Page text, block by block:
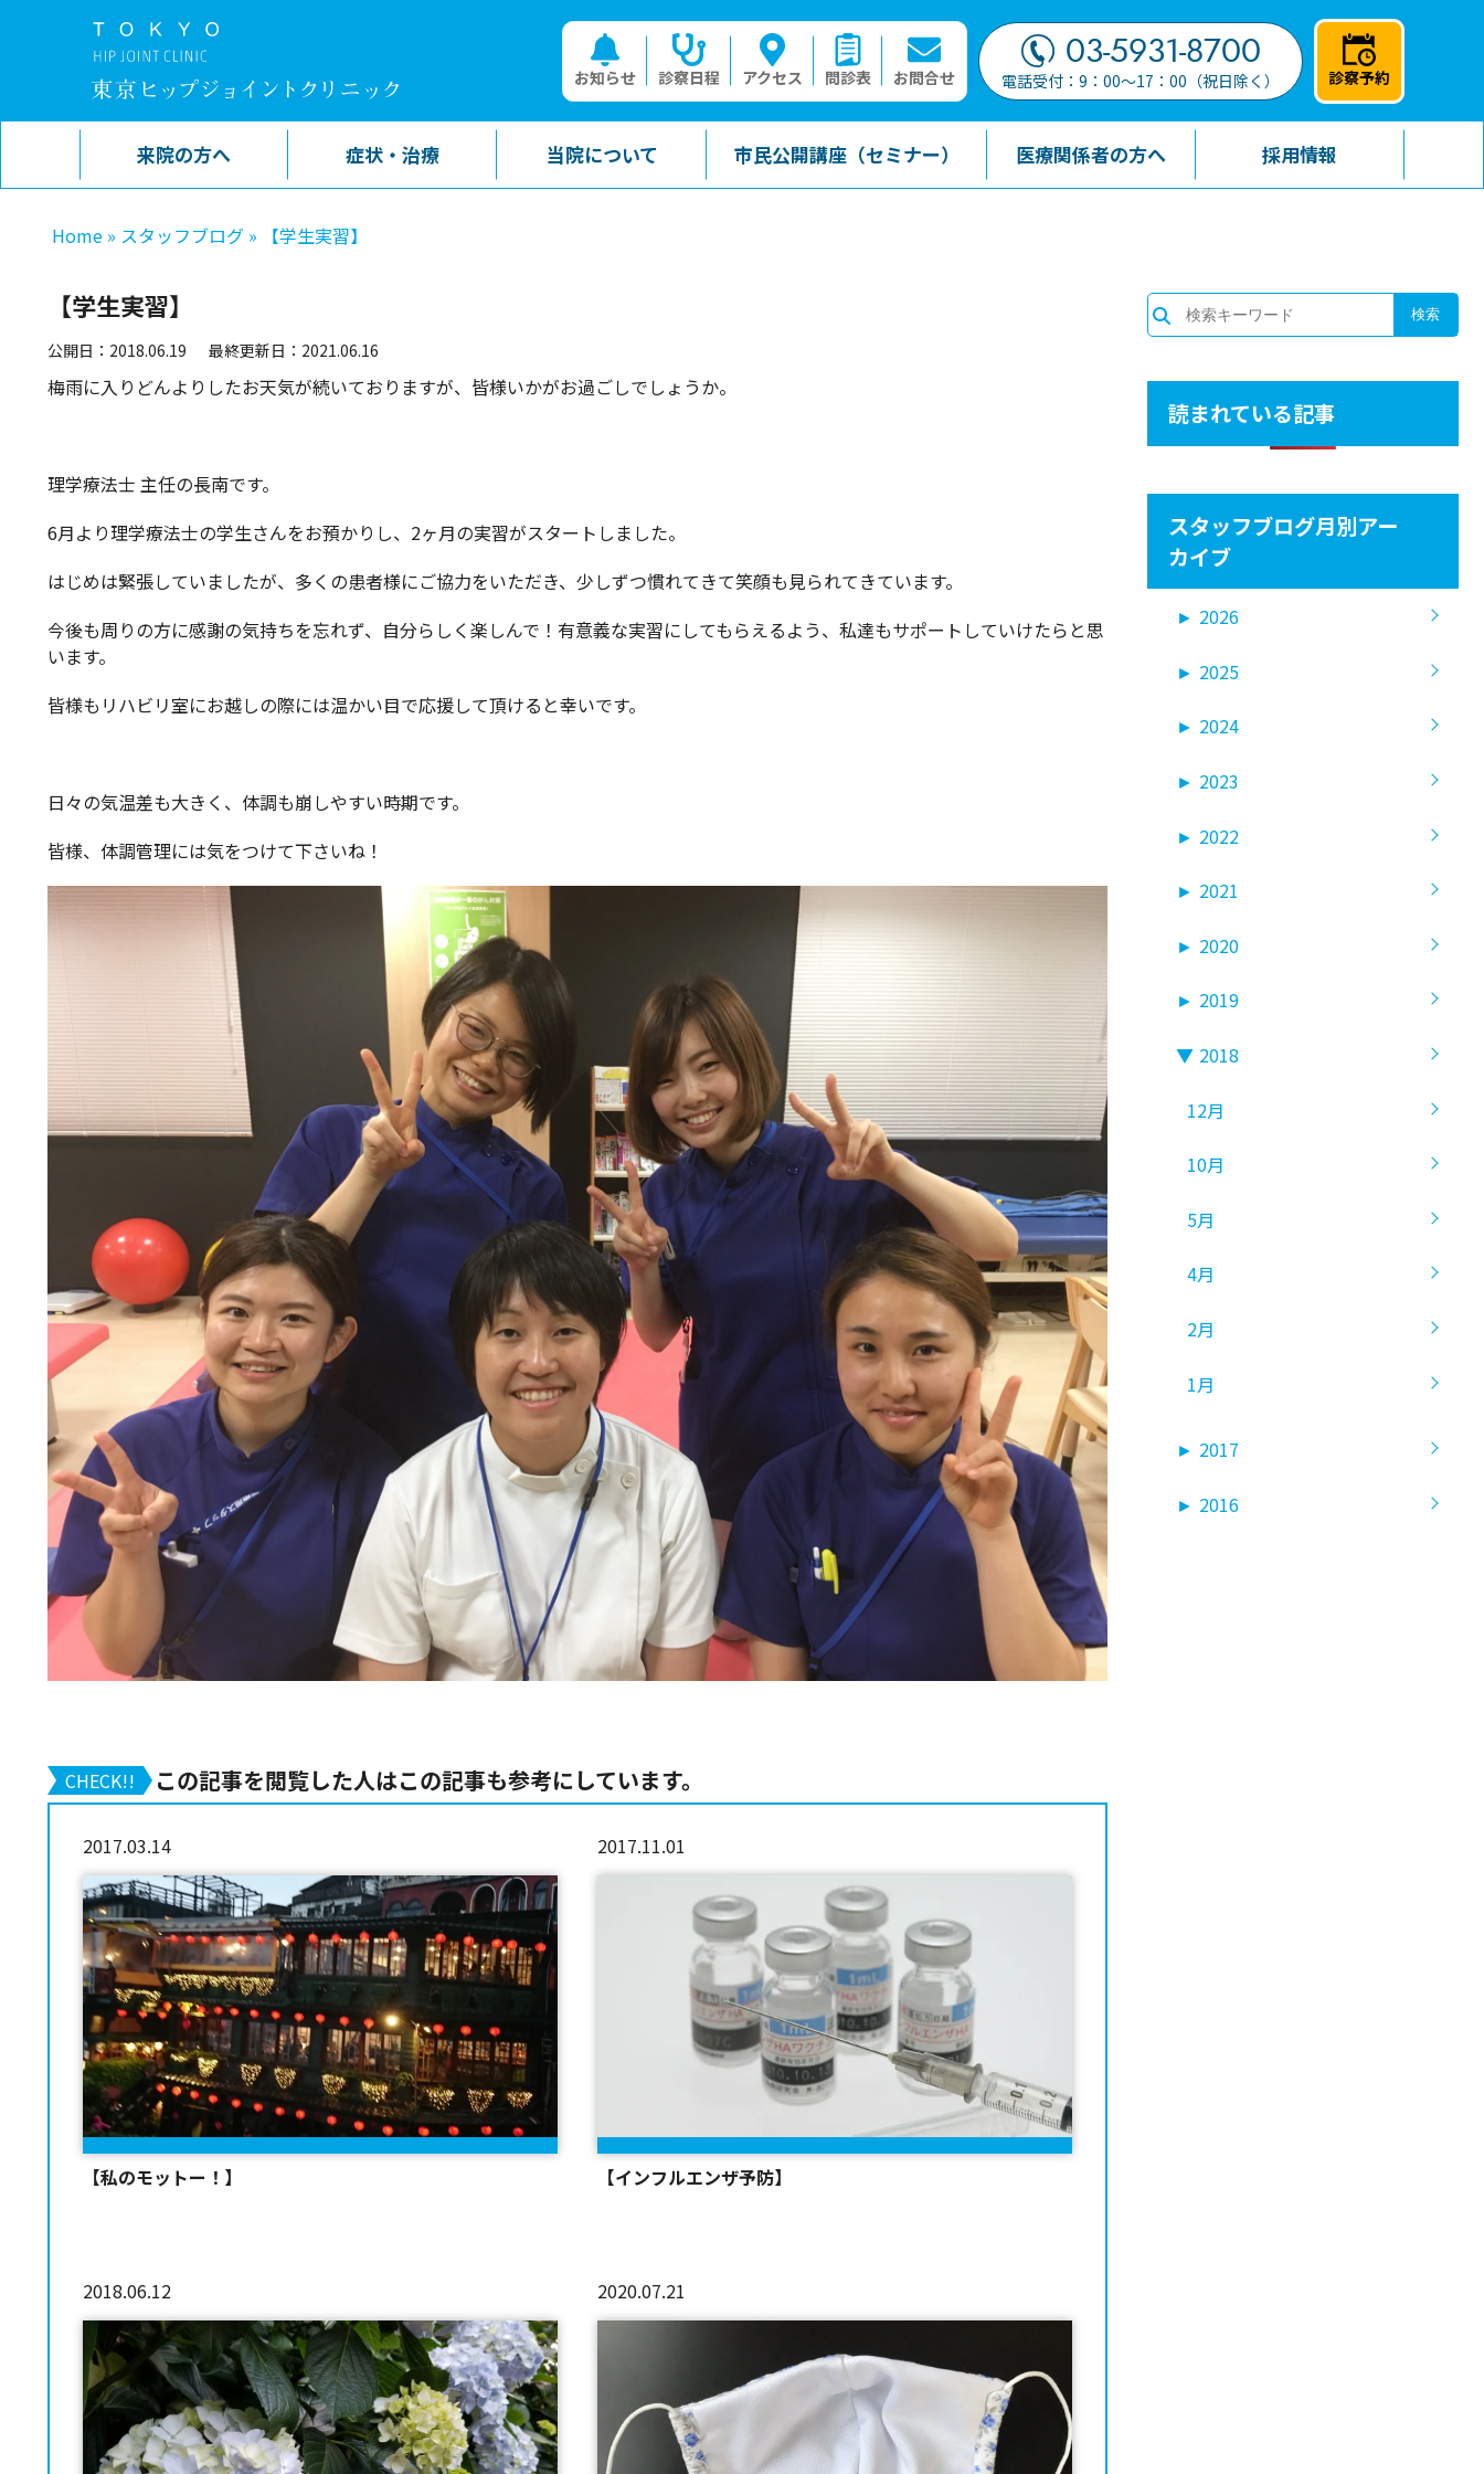
03-5931-8700
電話受付：9：00～17：00（祝日除く） 診察予約
お知らせ 診察日程 アクセス 問診表 お問合せ
来院の方へ 症状・治療 当院について 市民公開講座（セミナー） 医療関係者の方へ 採用情報
Home » スタッフブログ » 【学生実習】
【学生実習】
公開日：2018.06.19 最終更新日：2021.06.16
梅雨に入りどんよりしたお天気が続いておりますが、皆様いかがお過ごしでしょうか。
理学療法士 主任の長南です。
6月より理学療法士の学生さんをお預かりし、2ヶ月の実習がスタートしました。
はじめは緊張していましたが、多くの患者様にご協力をいただき、少しずつ慣れてきて笑顔も見られてきています。
今後も周りの方に感謝の気持ちを忘れず、自分らしく楽しんで！有意義な実習にしてもらえるよう、私達もサポートしていけたらと思
います。
皆様もリハビリ室にお越しの際には温かい目で応援して頂けると幸いです。
日々の気温差も大きく、体調も崩しやすい時期です。
皆様、体調管理には気をつけて下さいね！
CHECK!! この記事を閲覧した人はこの記事も参考にしています。
2017.03.14
【私のモットー！】
2017.11.01
【インフルエンザ予防】
2018.06.12 2020.07.21
読まれている記事
スタッフブログ月別アー
カイブ
► 2026
► 2025
► 2024
► 2023
► 2022
► 2021
► 2020
► 2019
▼ 2018
12月
10月
5月
4月
2月
1月
► 2017
► 2016